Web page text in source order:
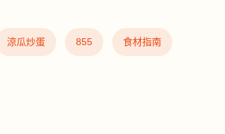
涼瓜炒蛋 855 食材指南